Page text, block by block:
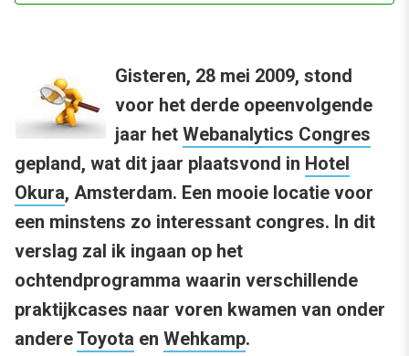
Gisteren, 28 mei 2009, stond
voor het derde opeenvolgende
jaar het Webanalytics Congres
gepland, wat dit jaar plaatsvond in Hotel
Okura, Amsterdam. Een mooie locatie voor
een minstens zo interessant congres. In dit
verslag zal ik ingaan op het
ochtendprogramma waarin verschillende
praktijkcases naar voren kwamen van onder
andereToyota en Wehkamp.